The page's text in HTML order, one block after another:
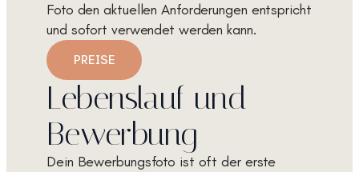
Foto den aktuellen Anforderungen entspricht
und sofort verwendet werden kann.
PREISE
Lebenslauf und
Bewerbung
Dein Bewerbungsfoto ist oft der erste